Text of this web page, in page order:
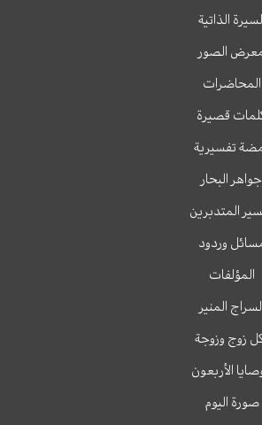
الذاتية
الصور
المحاضرات
قصيرة
تفسيرية
جواهر البحار
المتدبرين
وردود
المؤلفات
المنير
زوج وزوجة
الأربعون
صورة اليوم